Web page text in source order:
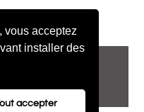
vous acceptez
installer des
accepter